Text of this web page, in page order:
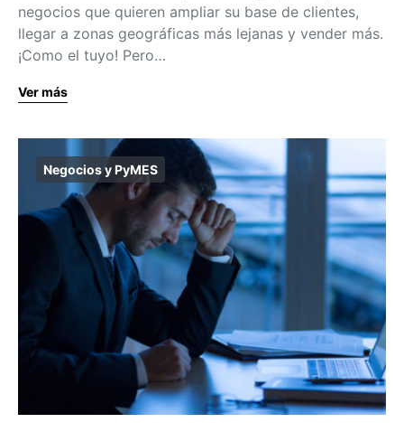
negocios que quieren ampliar su base de clientes,
llegar a zonas geográficas más lejanas y vender más.
¡Como el tuyo! Pero…
Ver más
Negocios y PyMES